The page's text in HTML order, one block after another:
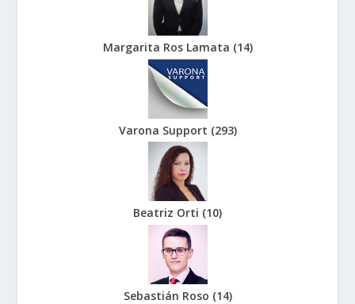
Margarita Ros Lamata (14)
Varona Support (293)
Beatriz Orti (10)
Sebastián Roso (14)